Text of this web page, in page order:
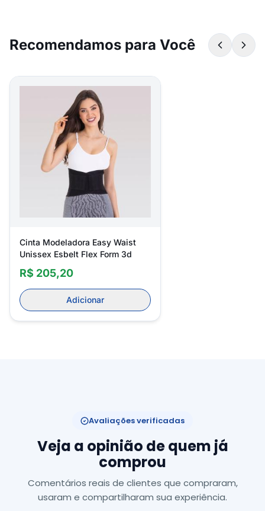
Recomendamos para Você
Cinta Modeladora Easy Waist
Unissex Esbelt Flex Form 3d
R$ 205,20
Adicionar
Avaliações verificadas
Veja a opinião de quem já
comprou
Comentários reais de clientes que compraram,
usaram e compartilharam sua experiência.